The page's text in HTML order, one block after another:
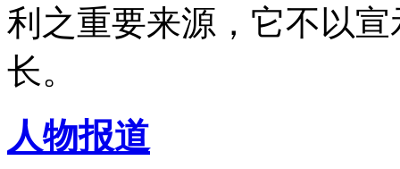
利之重要来源，它不以
长。
人物报道